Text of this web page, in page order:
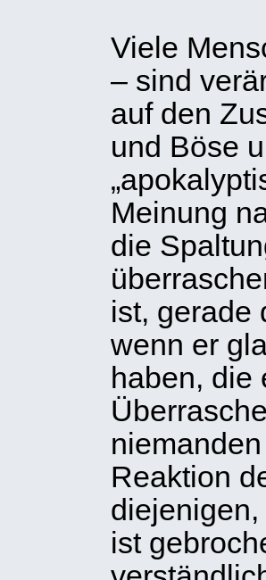
Viele
– sind
auf den
und Böse
Meinung
die
ist, gerade
wenn er
haben, die
Reaktion
ist